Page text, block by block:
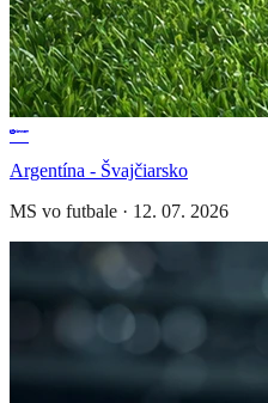
Argentína - Švajčiarsko
MS vo futbale · 12. 07. 2026